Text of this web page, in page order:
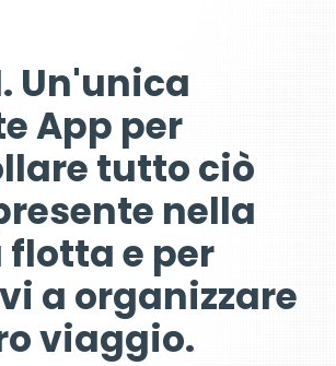
Un'unica
App per
tutto ciò
nella
e per
a organizzare
viaggio.